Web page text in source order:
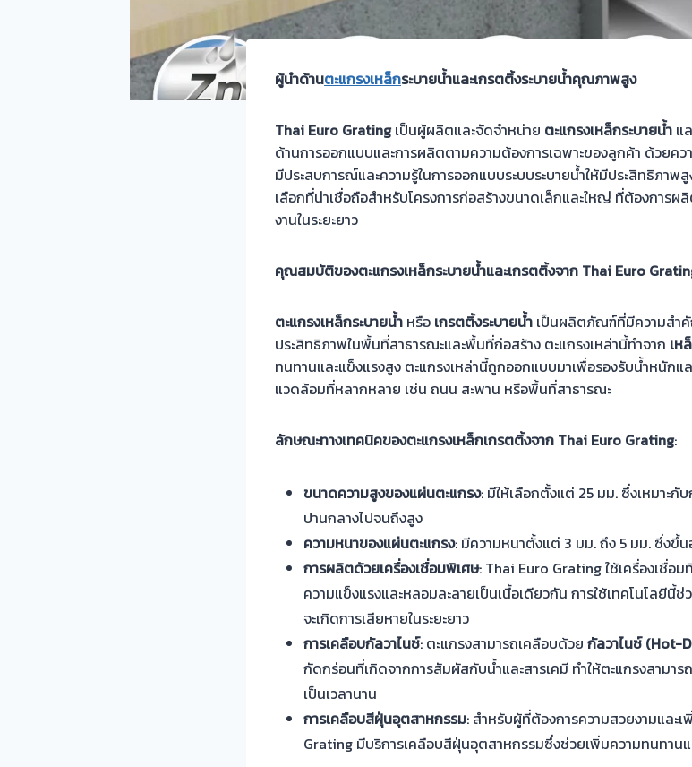
ผู้นำด้านตะแกรงเหล็กระบายน้ำและเกรตติ้งระบายน้ำคุณภาพสูง
Thai Euro Gratingเป็นผู้ผลิตและจัดจำหน่าย ตะแกรงเหล็กระบายน้ำ แ
ด้านการออกแบบและการผลิตตามความต้องการเฉพาะของลูกค้า ด้วยค
มีประสบการณ์และความรู้ในการออกแบบระบบระบายน้ำให้มีประสิทธิภา
เลือกที่น่าเชื่อถือสำหรับโครงการก่อสร้างขนาดเล็กและใหญ่ ที่ต้องกา
งานในระยะยาว
คุณสมบัติของตะแกรงเหล็กระบายน้ำและเกรตติ้งจาก Thai Euro
ตะแกรงเหล็กระบายน้ำ หรือ เกรตติ้งระบายน้ำ เป็นผลิตภัณฑ์ที่มีความสำคั
ประสิทธิภาพในพื้นที่สาธารณะและพื้นที่ก่อสร้าง ตะแกรงเหล่านี้ทำจาก เห
ทนทานและแข็งแรงสูง ตะแกรงเหล่านี้ถูกออกแบบมาเพื่อรองรับน้ำหนักแ
แวดล้อมที่หลากหลาย เช่น ถนน สะพาน หรือพื้นที่สาธารณะ
ลักษณะทางเทคนิคของตะแกรงเหล็กเกรตติ้งจาก Thai Euro Grating:
ขนาดความสูงของแผ่นตะแกรง: มีให้เลือกตั้งแต่ 25 มม. ซึ่งเหมาะ
ปานกลางไปจนถึงสูง
ความหนาของแผ่นตะแกรง: มีความหนาตั้งแต่ 3 มม. ถึง 5 มม. ซึ่งขึ้
การผลิตด้วยเครื่องเชื่อมพิเศษ: Thai Euro Grating ใช้เครื่องเชื่
ความแข็งแรงและหลอมละลายเป็นเนื้อเดียวกัน การใช้เทคโนโลยี
จะเกิดการเสียหายในระยะยาว
การเคลือบกัลวาไนซ์: ตะแกรงสามารถเคลือบด้วย กัลวาไนซ์ (Hot-
กัดกร่อนที่เกิดจากการสัมผัสกับน้ำและสารเคมี ทำให้ตะแกรงสามา
เป็นเวลานาน
การเคลือบสีฝุ่นอุตสาหกรรม: สำหรับผู้ที่ต้องการความสวยงามและ
Grating มีบริการเคลือบสีฝุ่นอุตสาหกรรมซึ่งช่วยเพิ่มความทนทานแ